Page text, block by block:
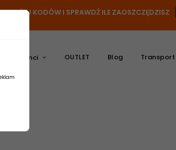
UŻYJ KODÓW I SPRAWDŹ ILE ZAOSZCZĘDZISZ
Producenci OUTLET Blog Transport